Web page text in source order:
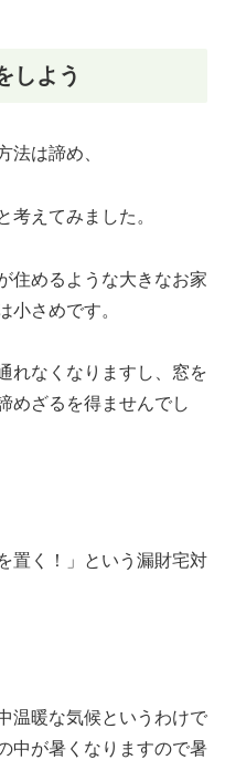
しよう
法は諦め、
考えてみました。
住めるような大きなお家
小さめです。
れなくなりますし、窓を
めざるを得ませんでし
置く！」という漏財宅対
温暖な気候というわけで
中が暑くなりますので暑